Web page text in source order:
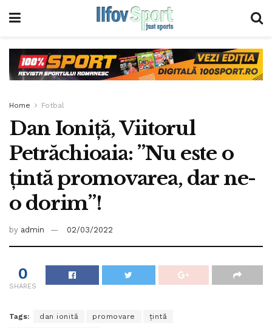
Home Fotbal
Dan Ioniță, Viitorul
Petrăchioaia: ”Nu este o
țintă promovarea, dar ne-
o dorim”!
by admin 02/03/2022
0
SHARES
Tags: dan ionită promovare țintă